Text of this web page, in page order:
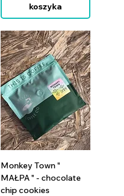
koszyka
Monkey Town "
MAŁPA " - chocolate
chip cookies